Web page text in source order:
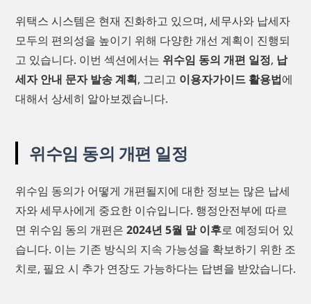
위택스 시스템은 현재 진화하고 있으며, 세무사와 납세자
모두의 편의성을 높이기 위해 다양한 개선 계획이 진행되
고 있습니다. 이번 섹션에서는 위수임 동의 개편 일정, 납
세자 안내 문자 발송 계획, 그리고 이용자가이드 활용법에
대해서 상세히 알아보겠습니다.
위수임 동의 개편 일정
위수임 동의가 어떻게 개편될지에 대한 정보는 많은 납세
자와 세무사에게 중요한 이슈입니다. 행정안전부에 따르
면 위수임 동의 개편은 2024년 5월 말 이후로 예정되어 있
습니다. 이는 기존 방식의 지속 가능성을 확보하기 위한 조
치로, 필요 시 추가 연장도 가능하다는 답변을 받았습니다.